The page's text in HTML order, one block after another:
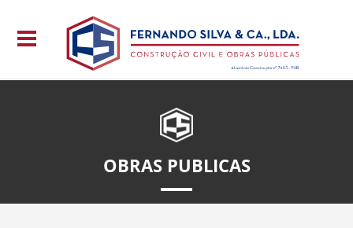
OBRAS PUBLICAS